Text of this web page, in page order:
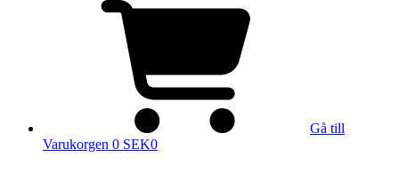
Gå till
Varukorgen 0 SEK0